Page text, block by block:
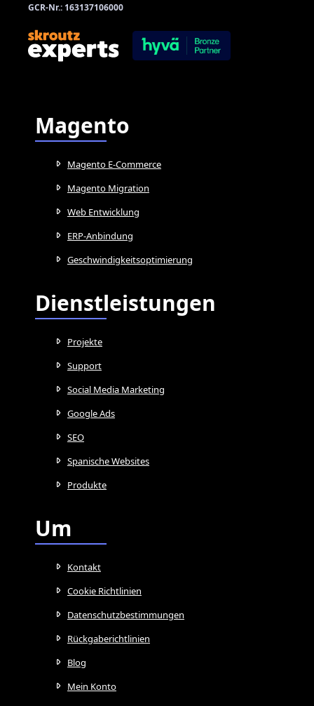
GCR-Nr.: 163137106000
Magento
Magento E-Commerce
Magento Migration
Web Entwicklung
ERP-Anbindung
Geschwindigkeitsoptimierung
Dienstleistungen
Projekte
Support
Social Media Marketing
Google Ads
SEO
Spanische Websites
Produkte
Um
Kontakt
Cookie Richtlinien
Datenschutzbestimmungen
Rückgaberichtlinien
Blog
Mein Konto